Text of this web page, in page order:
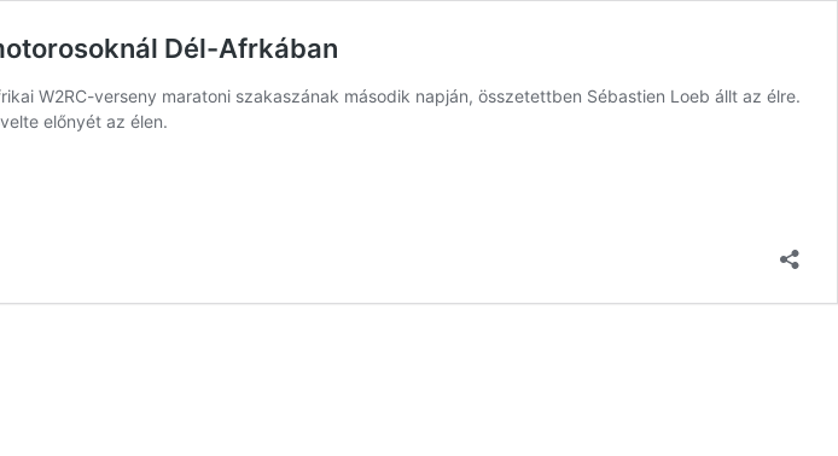
Dél-Afrkában
W2RC-verseny maratoni szakaszának második napján, összetettben Sébastien Loeb állt az élre.
előnyét az élen.